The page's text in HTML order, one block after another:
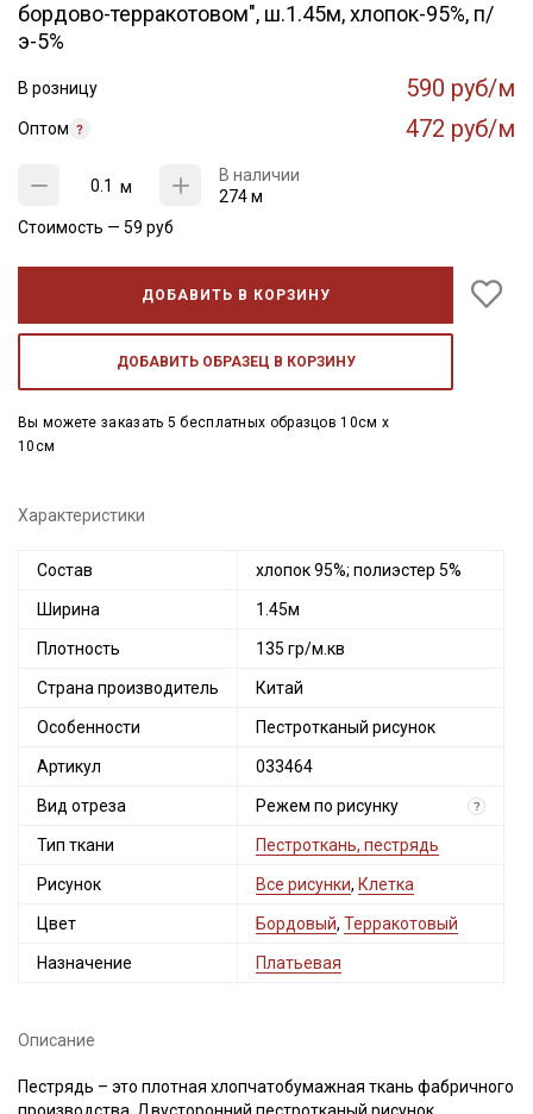
бордово-терракотовом", ш.1.45м, хлопок-95%, п/
э-5%
В розницу 590 руб/м
Оптом 472 руб/м
м
В наличии
274 м
Стоимость — 59 руб
ДОБАВИТЬ В КОРЗИНУ
ДОБАВИТЬ ОБРАЗЕЦ В КОРЗИНУ
Вы можете заказать 5 бесплатных образцов 10см x
10см
Характеристики
Состав хлопок 95%; полиэстер 5%
Ширина 1.45м
Плотность 135 гр/м.кв
Страна производитель Китай
Особенности Пестротканый рисунок
Артикул 033464
Вид отреза Режем по рисунку ?
Тип ткани Пестроткань, пестрядь
Рисунок Все рисунки, Клетка
Цвет Бордовый, Терракотовый
Назначение Платьевая
Описание
Пестрядь – это плотная хлопчатобумажная ткань фабричного